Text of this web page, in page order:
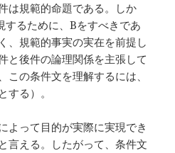
は規範的命題である。しか
するために、Bをすべきであ
、規範的事実の実在を前提し
と後件の論理関係を主張して
この条件文を理解するには、
する）。
よって目的が実際に実現でき
言える。したがって、条件文